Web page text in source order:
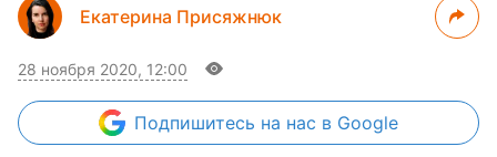
Екатерина Присяжнюк
28 ноября 2020, 12:00
Подпишитесь на нас в Google